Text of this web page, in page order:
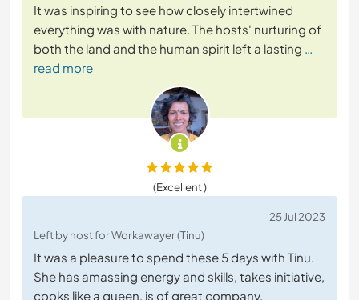
It was inspiring to see how closely intertwined
everything was with nature. The hosts' nurturing of
both the land and the human spirit left a lasting …
read more
(Excellent )
25 Jul 2023
Left by host for Workawayer (Tinu)
It was a pleasure to spend these 5 days with Tinu.
She has amassing energy and skills, takes initiative,
cooks like a queen, is of great company.